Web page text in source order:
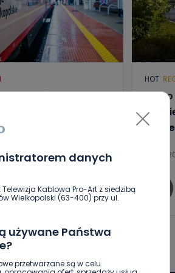
danych
Kablowa Pro-Art z siedzibą
Wielkopolski (63-400) przy ul.
używane Państwa
przetwarzane są w celu
częściej
0
HOT